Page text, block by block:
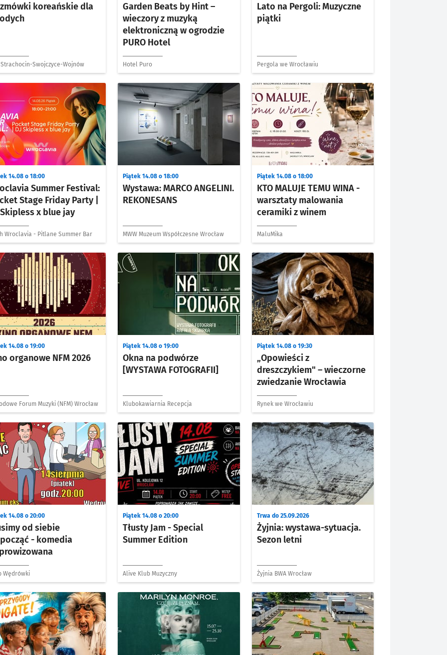
koreańskie dla
Strachocin-Swojczyce-Wojnów
Garden Beats by Hint –
wieczory z muzyką
elektroniczną w ogrodzie
PURO Hotel
Hotel Puro
Lato na Pergoli: Muzyczne
piątki
Pergola we Wrocławiu
Summer Festival:
Stage Friday Party |
Skipless x blue jay
14.08 o 18:00
Wroclavia - Pitlane Summer Bar
Wystawa: MARCO ANGELINI.
REKONESANS
Piątek 14.08 o 18:00
MWW Muzeum Współczesne Wrocław
KTO MALUJE TEMU WINA -
warsztaty malowania
ceramiki z winem
Piątek 14.08 o 18:00
MaluMika
organowe NFM 2026
14.08 o 19:00
Forum Muzyki (NFM) Wrocław
Okna na podwórze
[WYSTAWA FOTOGRAFII]
Piątek 14.08 o 19:00
Klubokawiarnia Recepcja
„Opowieści z
dreszczykiem" – wieczorne
zwiedzanie Wrocławia
Piątek 14.08 o 19:30
Rynek we Wrocławiu
od siebie
- komedia
14.08 o 20:00
Wędrówki
Tłusty Jam - Special
Summer Edition
Piątek 14.08 o 20:00
Alive Klub Muzyczny
Żyjnia: wystawa-sytuacja.
Sezon letni
Trwa do 25.09.2026
Żyjnia BWA Wrocław